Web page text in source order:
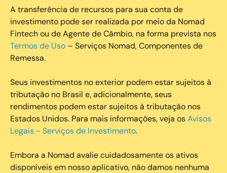
A transferência de recursos para sua conta de
investimento pode ser realizada por meio da Nomad
Fintech ou de Agente de Câmbio, na forma prevista nos
Termos de Uso – Serviços Nomad, Componentes de
Remessa.
Seus investimentos no exterior podem estar sujeitos à
tributação no Brasil e, adicionalmente, seus
rendimentos podem estar sujeitos à tributação nos
Estados Unidos. Para mais informações, veja osAvisos
Legais - Serviços de Investimento.
Embora a Nomad avalie cuidadosamente os ativos
disponíveis em nosso aplicativo, não damos nenhuma